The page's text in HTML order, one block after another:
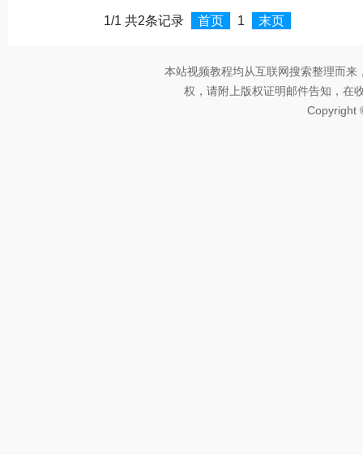
1/1 共2条记录 首页 1 末页
本站视频教程均从互联网搜索整理而
权，请附上版权证明邮件告知，在
Copyright